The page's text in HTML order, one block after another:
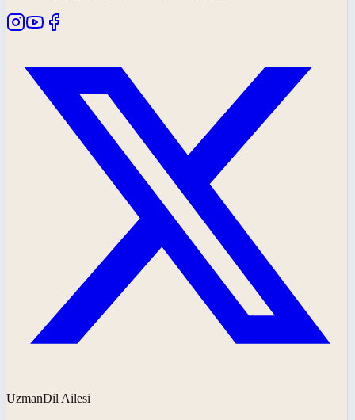
UzmanDil Ailesi